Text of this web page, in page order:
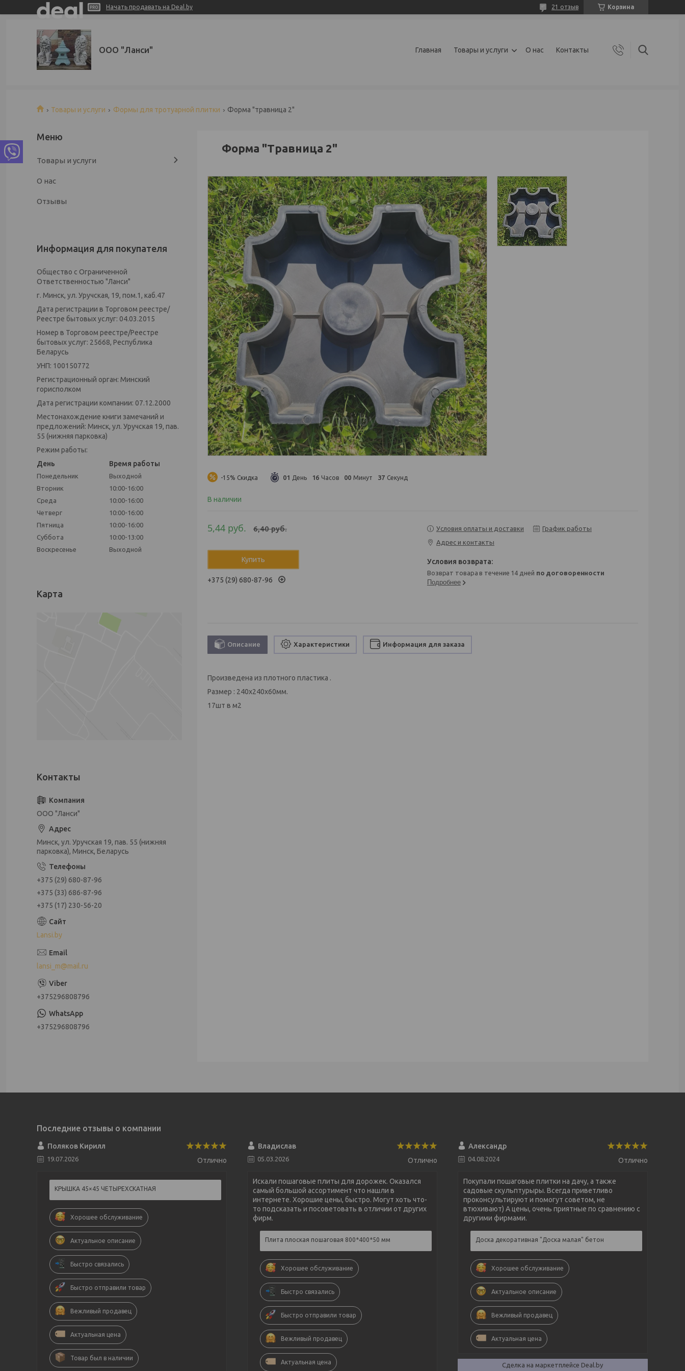
Начать продавать на Deal.by Корзина
21 отзыв
ООО "Ланси" Главная Товары и услуги О нас Контакты
Товары и услуги Формы для тротуарной плитки Форма "травница 2"
Форма "Травница 2"
-15% 01 День 16 Часов 00 Минут 36 Секунд
В наличии
6,40руб.
5,44 руб.
Купить
+375 (29) 680-87-96
Условия оплаты и доставки
График работы
Адрес и контакты
возврат товара в течение 14 дней по договоренности
Подробнее
Описание Характеристики Информация для заказа
Произведена из плотного пластика .
Размер : 240х240х60мм.
17шт в м2
Товары и услуги
О нас
Отзывы
Информация для покупателя
Общество с Ограниченной
Ответственностью "Ланси"
г. Минск, ул. Уручская, 19, пом.1, каб.47
Дата регистрации в Торговом реестре/
Реестре бытовых услуг: 04.03.2015
Номер в Торговом реестре/Реестре
бытовых услуг: 25668, Республика
Беларусь
УНП: 100150772
Регистрационный орган: Минский
горисполком
Дата регистрации компании: 07.12.2000
Местонахождение книги замечаний и
предложений: Минск, ул. Уручская 19, пав.
55 (нижняя парковка)
Режим работы:
День
Время работы
Понедельник
Выходной
Вторник
10:00-16:00
Среда
10:00-16:00
Четверг
10:00-16:00
Пятница
10:00-16:00
Суббота
10:00-13:00
Воскресенье
Выходной
Карта
ООО "Ланси"
Минск, ул. Уручская 19, пав. 55 (нижняя
парковка), Минск, Беларусь
+375 (29) 680-87-96
+375 (33) 686-87-96
+375 (17) 230-56-20
Lansi.by
lansi_m@mail.ru
+375296808796
+375296808796
Поляков Кирилл
19.07.2026 Отлично
КРЫШКА 45×45 ЧЕТЫРЕХСКАТНАЯ
Хорошее обслуживание
Актуальное описание
Быстро связались
Быстро отправили товар
Вежливый продавец
Актуальная цена
Товар был в наличии
Владислав
05.03.2026 Отлично
Искали пошаговые плиты для дорожек. Оказался
самый большой ассортимент что нашли в
интернете. Хорошие цены, быстро. Могут хоть что-
то подсказать и посоветовать в отличии от других
фирм.
Плита плоская пошаговая 800*400*50 мм
Хорошее обслуживание
Быстро связались
Быстро отправили товар
Вежливый продавец
Актуальная цена
Александр
04.08.2024 Отлично
Покупали пошаговые плитки на дачу, а также
садовые скульптурыры. Всегда приветливо
проконсультируют и помогут советом, не
втюхивают) А цены, очень приятные по сравнению с
другими фирмами.
Доска декоративная "Доска малая" бетон
Хорошее обслуживание
Актуальное описание
Вежливый продавец
Актуальная цена
Сделка на маркетплейсе Deal.by